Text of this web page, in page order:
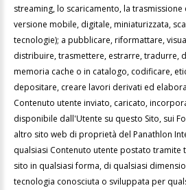
streaming, lo scaricamento, la
versione mobile, digitale, miniaturizzata,
tecnologie); a pubblicare, riformattare,
distribuire, trasmettere, estrarre, tradurre,
memoria cache o in catalogo, codificare,
depositare, creare lavori derivati ed
Contenuto utente inviato, caricato,
disponibile dall'Utente su questo Sito, sui
altro sito web di proprietà del Panathlon
qualsiasi Contenuto utente postato tramite
sito in qualsiasi forma, di qualsiasi
tecnologia conosciuta o sviluppata per